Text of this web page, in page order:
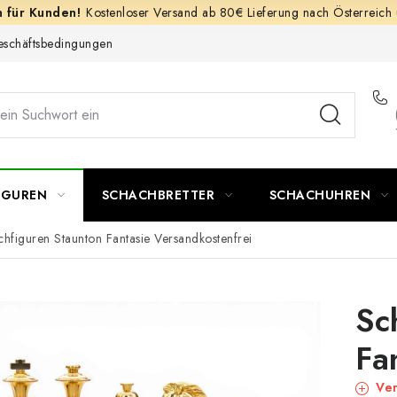
Kostenloser Versand ab 80€ Lieferung nach Österreich
SCHACHBRETTER SCHACHUHREN
Staunton Fantasie Versandkostenfrei